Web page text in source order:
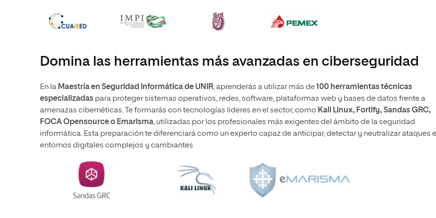
Domina las herramientas más avanzadas en ciberseguridad
En la Maestría en Seguridad Informática de UNIR, aprenderás a utilizar más de100 herramientas técnicas
especializadas para proteger sistemas operativos, redes, software, plataformas web y bases de datos frente a
amenazas cibernéticas. Te formarás con tecnologías líderes en el sector, como Kali Linux, Fortify, Sandas GRC,
FOCA Opensource o Emarisma, utilizadas por los profesionales más exigentes del ámbito de la seguridad
informática. Esta preparación te diferenciará como un experto capaz de anticipar, detectar y neutralizar ataques
entornos digitales complejos y cambiantes.